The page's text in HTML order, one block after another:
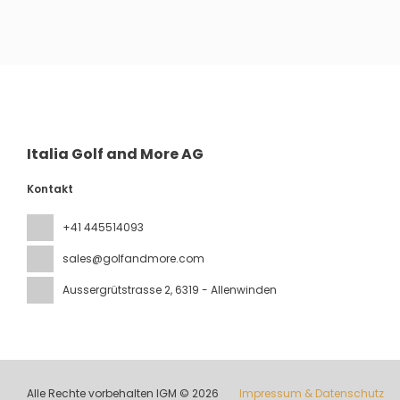
Italia Golf and More AG
Kontakt
+41 445514093
sales@golfandmore.com
Aussergrütstrasse 2, 6319 - Allenwinden
Alle Rechte vorbehalten IGM © 2026 Impressum & Datenschutz